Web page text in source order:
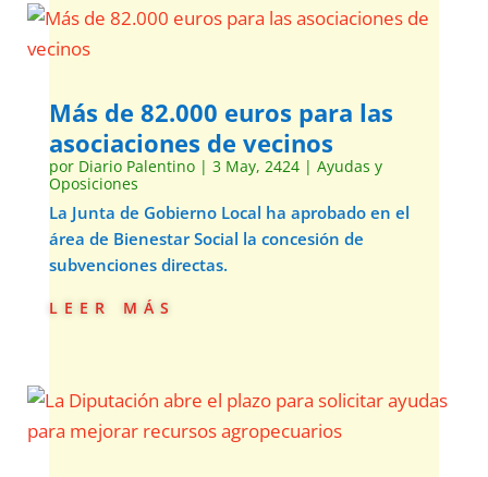
Más de 82.000 euros para las
asociaciones de vecinos
por Diario Palentino| 3 May, 2424| Ayudas y
Oposiciones
La Junta de Gobierno Local ha aprobado en el
área de Bienestar Social la concesión de
subvenciones directas.
leer más